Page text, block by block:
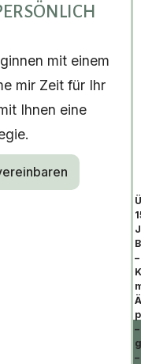
mit einem
mir Zeit für Ihr
Ihnen eine
–
–
–